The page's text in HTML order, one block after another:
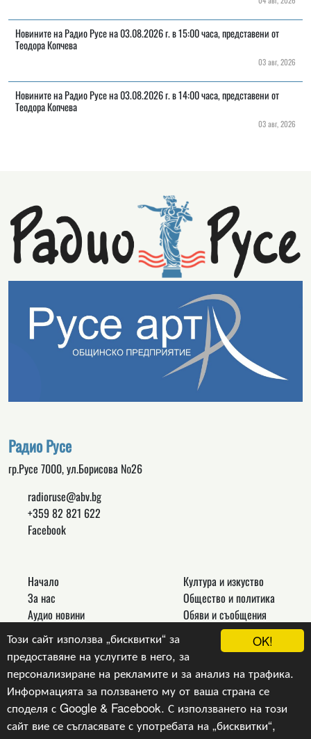
OK!
Този сайт използва „бисквитки“ за
предоставяне на услугите в него, за
персонализиране на рекламите и за анализ на трафика.
Информацията за ползването му от ваша страна се
споделя с Google & Facebook. С използването на този
сайт вие се съгласявате с употребата на „бисквитки“,
Новините на Радио Русе на 03.08.2026 г. в 15:00 часа, представени от
Теодора Копчева
03 авг, 2026
Новините на Радио Русе на 03.08.2026 г. в 14:00 часа, представени от
Теодора Копчева
03 авг, 2026
Радио Русе
гр.Русе 7000, ул.Борисова №26
radioruse@abv.bg
+359 82 821 622
Facebook
Начало
За нас
Аудио новини
Връзки
Контакти
Култура и изкуство
Общество и политика
Обяви и съобщения
Новини
Други
Copyright © 2024, v.1.0,Радио Русе, Уеб Дизайн и